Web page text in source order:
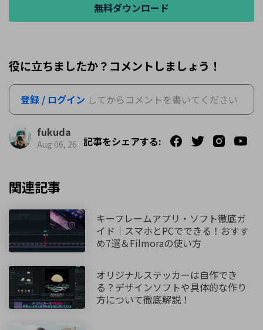
無料ダウンロード
役に立ちましたか？コメントしましょう！
登録 / ログイン してからコメントを書いてください
fukuda
Aug 06, 26 記事をシェアする:
関連記事
キーフレームアプリ・ソフト徹底ガ
イド｜スマホとPCでできる！おすす
め7選＆Filmoraの使い方
オリジナルステッカーは自作でき
る？デザインソフトや具体的な作り
方について徹底解説！